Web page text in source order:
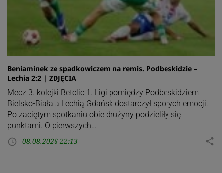
Beniaminek ze spadkowiczem na remis. Podbeskidzie –
Lechia 2:2 | ZDJĘCIA
Mecz 3. kolejki Betclic 1. Ligi pomiędzy Podbeskidziem
Bielsko-Biała a Lechią Gdańsk dostarczył sporych emocji.
Po zaciętym spotkaniu obie drużyny podzieliły się
punktami. O pierwszych…
access_time 08.08.2026 22:13 share